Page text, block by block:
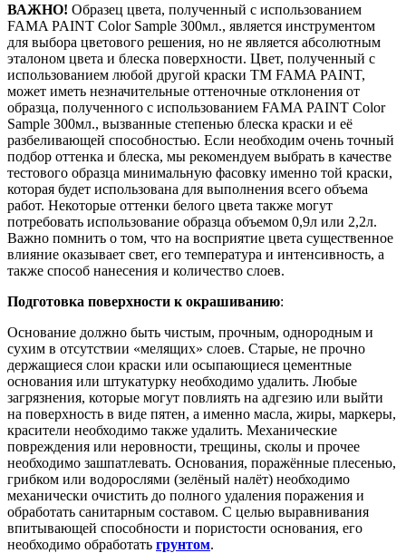
ВАЖНО! Образец цвета, полученный с использованием
FAMA PAINT Color Sample 300мл., является инструментом
для выбора цветового решения, но не является абсолютным
эталоном цвета и блеска поверхности. Цвет, полученный с
использованием любой другой краски ТМ FAMA PAINT,
может иметь незначительные оттеночные отклонения от
образца, полученного с использованием FAMA PAINT Color
Sample 300мл., вызванные степенью блеска краски и её
разбеливающей способностью. Если необходим очень точный
подбор оттенка и блеска, мы рекомендуем выбрать в качестве
тестового образца минимальную фасовку именно той краски,
которая будет использована для выполнения всего объема
работ. Некоторые оттенки белого цвета также могут
потребовать использование образца объемом 0,9л или 2,2л.
Важно помнить о том, что на восприятие цвета существенное
влияние оказывает свет, его температура и интенсивность, а
также способ нанесения и количество слоев.
Подготовка поверхности к окрашиванию:
Основание должно быть чистым, прочным, однородным и
сухим в отсутствии «мелящих» слоев. Старые, не прочно
держащиеся слои краски или осыпающиеся цементные
основания или штукатурку необходимо удалить. Любые
загрязнения, которые могут повлиять на адгезию или выйти
на поверхность в виде пятен, а именно масла, жиры, маркеры,
красители необходимо также удалить. Механические
повреждения или неровности, трещины, сколы и прочее
необходимо зашпатлевать. Основания, поражённые плесенью,
грибком или водорослями (зелёный налёт) необходимо
механически очистить до полного удаления поражения и
обработать санитарным составом. С целью выравнивания
впитывающей способности и пористости основания, его
необходимо обработать грунтом.